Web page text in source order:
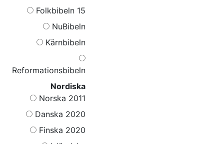
Folkbibeln 15
NuBibeln
Kärnbibeln
Reformationsbibeln
Nordiska
Norska 2011
Danska 2020
Finska 2020